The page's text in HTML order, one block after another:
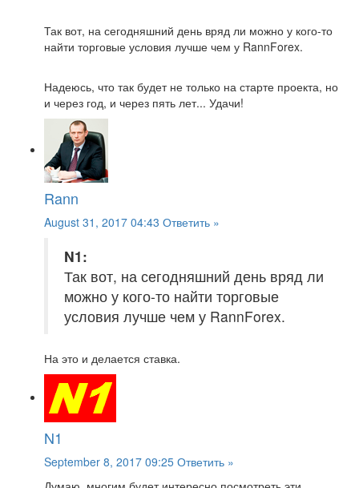
Так вот, на сегодняшний день вряд ли можно у кого-то
найти торговые условия лучше чем у RannForex.
Надеюсь, что так будет не только на старте проекта, но
и через год, и через пять лет... Удачи!
Rann
August 31, 2017 04:43 Ответить »
N1:
Так вот, на сегодняшний день вряд ли
можно у кого-то найти торговые
условия лучше чем у RannForex.
На это и делается ставка.
N1
September 8, 2017 09:25 Ответить »